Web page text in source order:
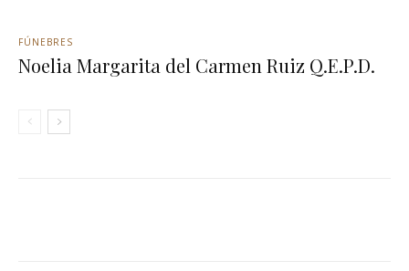
FÚNEBRES
Noelia Margarita del Carmen Ruiz Q.E.P.D.